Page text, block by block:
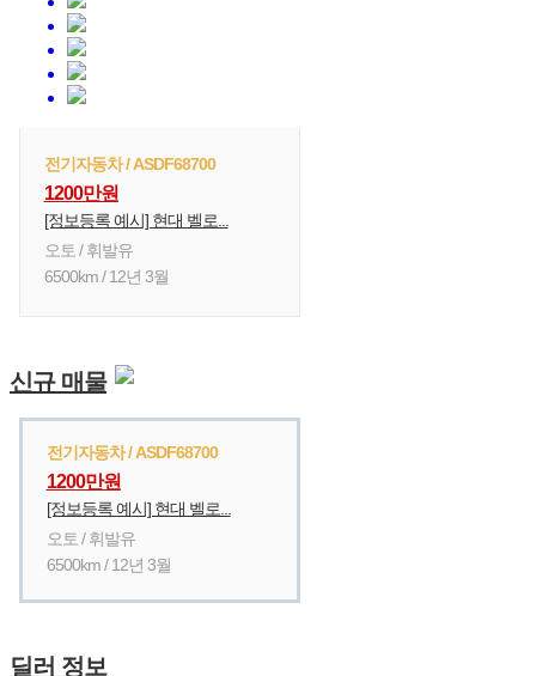
전기자동차 / ASDF68700
1200만원
[정보등록 예시] 현대 벨로...
오토 / 휘발유
6500km / 12년 3월
신규 매물
전기자동차 / ASDF68700
1200만원
[정보등록 예시] 현대 벨로...
오토 / 휘발유
6500km / 12년 3월
딜러 정보